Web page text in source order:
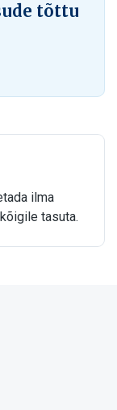
tõttu
ilma
tasuta.